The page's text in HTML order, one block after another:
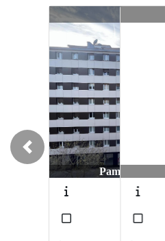
863-864
Previous